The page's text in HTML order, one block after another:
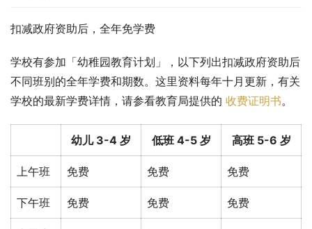
扣减政府资助后，全年免学费
学校有参加「幼稚园教育计划」，以下列出扣减政府资助后
不同班别的全年学费和期数。这里资料每年十月更新，有关
学校的最新学费详情，请参看教育局提供的 收费证明书。
幼儿 3-4 岁 低班 4-5 岁 高班 5-6 岁
上午班 免费 免费 免费
下午班 免费 免费 免费